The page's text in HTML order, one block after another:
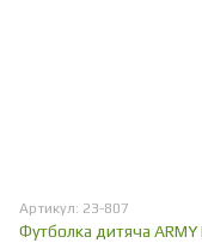
Артикул: 23-807
Футболка дитяча